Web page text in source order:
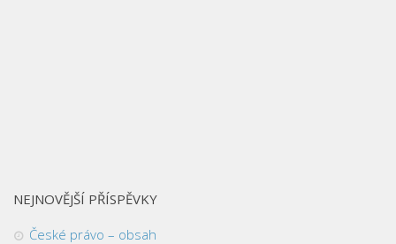
NEJNOVĚJŠÍ PŘÍSPĚVKY
České právo – obsah